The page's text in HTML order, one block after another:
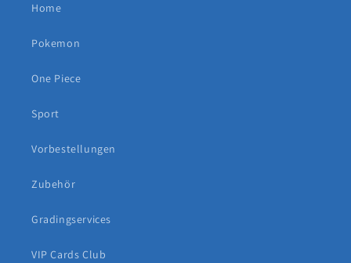
Home
Pokemon
One Piece
Sport
Vorbestellungen
Zubehör
Gradingservices
VIP Cards Club